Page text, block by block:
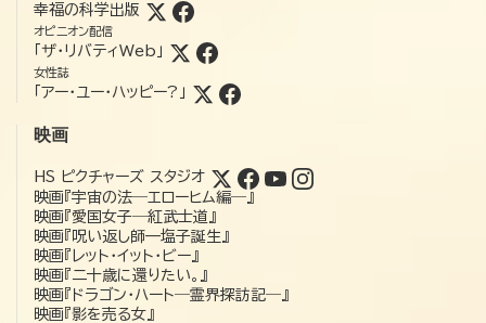
幸福の科学出版
オピニオン配信
「ザ・リバティWeb」
女性誌
「アー・ユー・ハッピー?」
映画
HS ピクチャーズ スタジオ
映画『宇宙の法―エローヒム編―』
映画『愛国女子―紅武士道』
映画『呪い返し師—塩子誕生』
映画『レット・イット・ビー』
映画『二十歳に還りたい。』
映画『ドラゴン・ハート―霊界探訪記―』
映画『影を売る女』